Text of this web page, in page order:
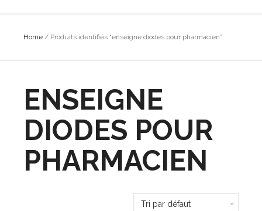
Home / Produits identifiés “enseigne diodes pour pharmacien”
ENSEIGNE
DIODES POUR
PHARMACIEN